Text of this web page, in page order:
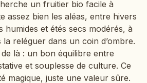
un fruitier bio facile à
assez bien les aléas, entre hivers
humides et étés secs modérés, à
reléguer dans un coin d’ombre.
là : un bon équilibre entre
et souplesse de culture. Ce
magique, juste une valeur sûre.